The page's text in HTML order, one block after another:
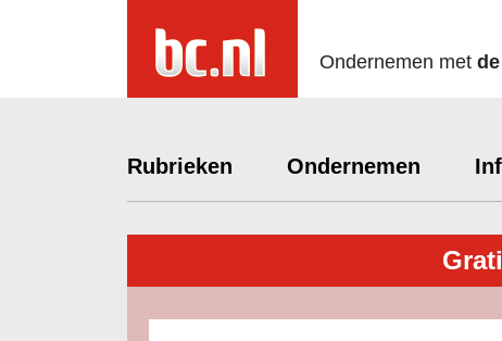
Ondernemen met
Rubrieken Ondernemen